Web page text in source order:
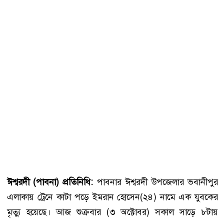
ঈশ্বরদী (পাবনা) প্রতিনিধি: পাবনার ঈশ্বরদী উপজেলার ভবানীপুর
এলাকায় ট্রেনে কাটা পড়ে ইমরান হোসেন(২৪) নামে এক যুবকের
মৃত্যু হয়েছে। আজ শুক্রবার (৩ অক্টোবর) সকাল সাড়ে ৮টায়